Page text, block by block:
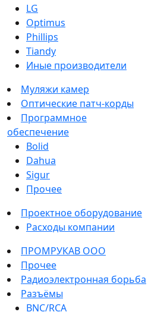
LG
Optimus
Phillips
Tiandy
Иные производители
Муляжи камер
Оптические патч-корды
Программное
обеспечение
Bolid
Dahua
Sigur
Прочее
Проектное оборудование
Расходы компании
ПРОМРУКАВ ООО
Прочее
Радиоэлектронная борьба
Разъёмы
BNC/RCA